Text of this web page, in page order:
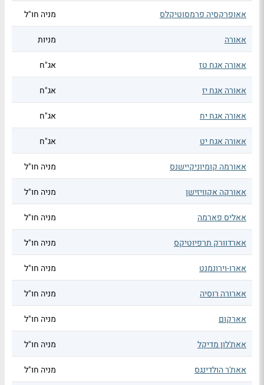
אאופרקסיה פרמסוטיקלס מניה חו"ל
אאורה מניות
אאורה אגח טז אג"ח
אאורה אגח יז אג"ח
אאורה אגח יח אג"ח
אאורה אגח יט אג"ח
אאורמה קומיוניקיישנס מניה חו"ל
אאורקה אקוויזישן מניה חו"ל
אאליס פארמה מניה חו"ל
אארדוורק תרפיוטיקס מניה חו"ל
אארו-וירונמנט מניה חו"ל
אארורה רוסיה מניה חו"ל
אארקום מניה חו"ל
אאת'לון מדיקל מניה חו"ל
אאת'ר הולדינגס מניה חו"ל